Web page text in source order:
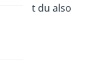
du also